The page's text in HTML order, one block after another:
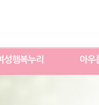
성행복누리 아우